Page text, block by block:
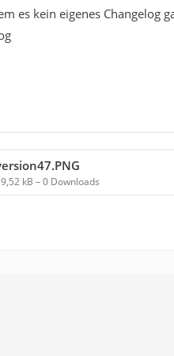
es kein eigenes Changelog
kB – 0 Downloads